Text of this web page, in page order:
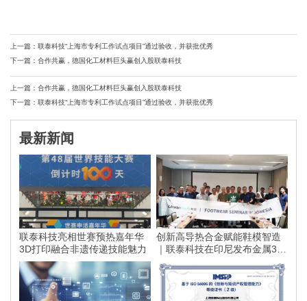
上一篇：联泰科技“上海市专利工作试点项目”通过验收，并获批优秀
下一篇：合作共赢，德国化工材料巨头赢创入股联泰科技
上一篇：合作共赢，德国化工材料巨头赢创入股联泰科技
下一篇：联泰科技“上海市专利工作试点项目”通过验收，并获批优秀
最新新闻
联泰科技亮相世赛预热嘉年华
3D打印融合非遗传递技能魅力
创新高导热合金赋能鞋模智造
｜联泰科技在印尼发布金属3D
打印落地方案